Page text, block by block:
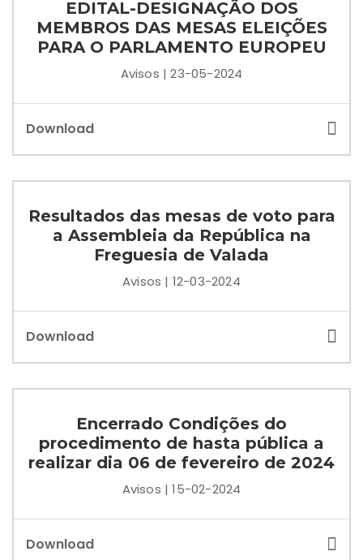
EDITAL-DESIGNAÇÃO DOS
MEMBROS DAS MESAS ELEIÇÕES
PARA O PARLAMENTO EUROPEU
Avisos | 23-05-2024
Download
Resultados das mesas de voto para
a Assembleia da República na
Freguesia de Valada
Avisos | 12-03-2024
Download
Encerrado Condições do
procedimento de hasta pública a
realizar dia 06 de fevereiro de 2024
Avisos | 15-02-2024
Download